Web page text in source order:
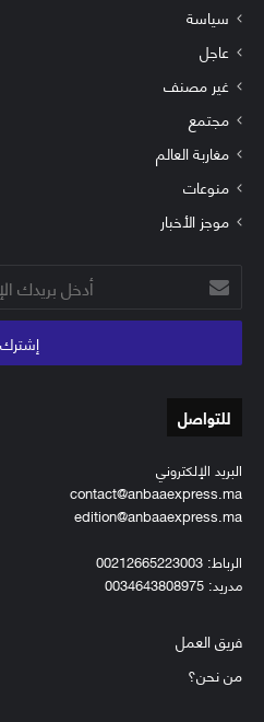
سياسة
عاجل
غير مصنف
مجتمع
مغاربة العالم
منوعات
موجز الأخبار
أدخل
بريدك
الإلكتروني
للتواصل
البريد الإلكتروني
contact@anbaaexpress.ma
edition@anbaaexpress.ma
الرباط: 00212665223003
مدريد: 0034643808975
فريق العمل
من نحن؟